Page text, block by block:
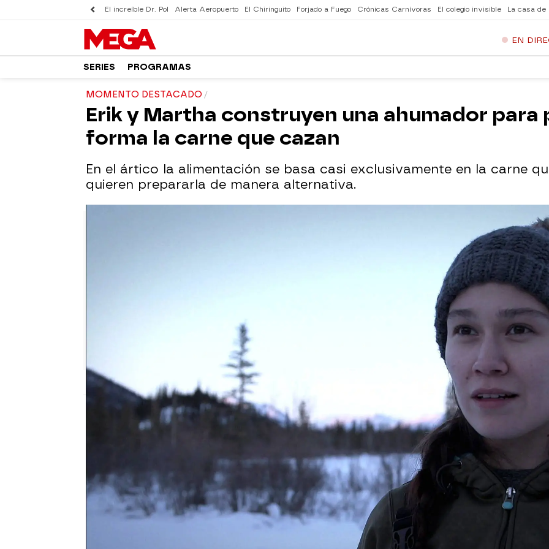
El increíble Dr. Pol Alerta Aeropuerto El Chiringuito Forjado a Fuego Crónicas Carnívoras El colegio invisible La casa de
EN
SERIES PROGRAMAS
MOMENTO DESTACADO
Erik y Martha construyen una ahumador
forma la carne que cazan
En el ártico la alimentación se basa casi exclusivamente en la carne
quieren prepararla de manera alternativa.
mega
WhatsappFacebook
Erik Salitan y su mujer solo se alimentan de aquellos animales
que cazan. Ambos están felices haciéndolo porque consideran
que es la manera más natural de alimentarse. Sin embargo, en
Alaska,preparar los alimentos puede llegar a ser monótono
debido a la falta de alternativas para cocinar la carne. Por eso
ambos han pensado en construir un ahumador de manera que